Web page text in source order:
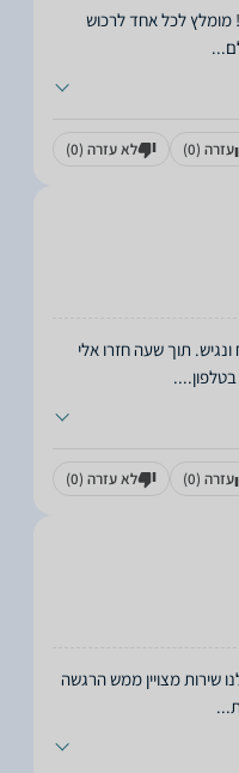
מומלץ לכל אחד לרכוש
...
עזרה (0) לא עזרה (0)
תוך שעה חזרו אלי
...
עזרה (0) לא עזרה (0)
שירות מצויין ממש הרגשה
...